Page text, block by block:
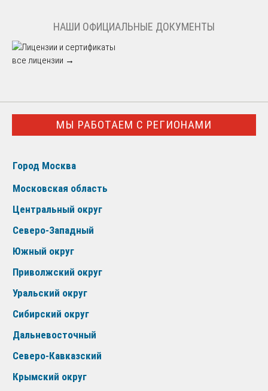
НАШИ ОФИЦИАЛЬНЫЕ ДОКУМЕНТЫ
все лицензии →
МЫ РАБОТАЕМ С РЕГИОНАМИ
Город Москва
Московская область
Центральный округ
Северо-Западный
Южный округ
Приволжский округ
Уральский округ
Сибирский округ
Дальневосточный
Северо-Кавказский
Крымский округ